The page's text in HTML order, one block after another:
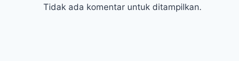
Tidak ada komentar untuk ditampilkan.